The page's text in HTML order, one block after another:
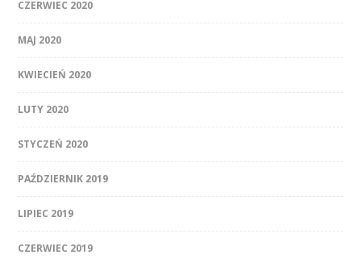
CZERWIEC 2020
MAJ 2020
KWIECIEŃ 2020
LUTY 2020
STYCZEŃ 2020
PAŹDZIERNIK 2019
LIPIEC 2019
CZERWIEC 2019